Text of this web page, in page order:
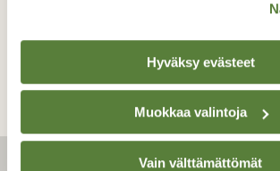
Hyväksy evästeet
Muokkaa valintoja
Vain välttämättömät
TAKAISIN LISTAAN